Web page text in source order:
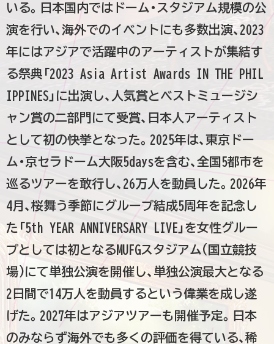
いる。日本国内ではドーム・スタジアム規模の公
演を行い、海外でのイベントにも多数出演、2023
年にはアジアで活躍中のアーティストが集結す
る祭典「2023 Asia Artist Awards IN THE PHIL
IPPINES」に出演し、人気賞とベストミュージシ
ャン賞の二部門にて受賞、日本人アーティスト
として初の快挙となった。2025年は、東京ドー
ム・京セラドーム大阪5daysを含む、全国5都市を
巡るツアーを敢行し、26万人を動員した。2026年
4月、桜舞う季節にグループ結成5周年を記念し
た「5th YEAR ANNIVERSARY LIVE」を女性グルー
プとしては初となるMUFGスタジアム(国立競技
場)にて単独公演を開催し、単独公演最大となる
2日間で14万人を動員するという偉業を成し遂
げた。2027年はアジアツアーも開催予定。日本
のみならず海外でも多くの評価を得ている、稀